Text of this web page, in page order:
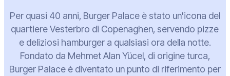
Per quasi 40 anni, Burger Palace è stato un'icona del
quartiere Vesterbro di Copenaghen, servendo pizze
e deliziosi hamburger a qualsiasi ora della notte.
Fondato da Mehmet Alan Yücel, di origine turca,
Burger Palace è diventato un punto di riferimento per